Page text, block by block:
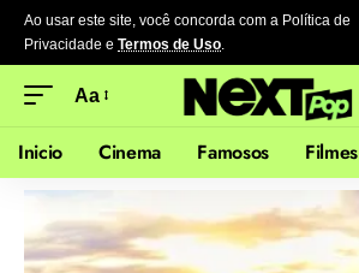
Ao usar este site, você concorda com a Política de
Privacidade e Termos de Uso.
Aa
Inicio Cinema Famosos Filmes